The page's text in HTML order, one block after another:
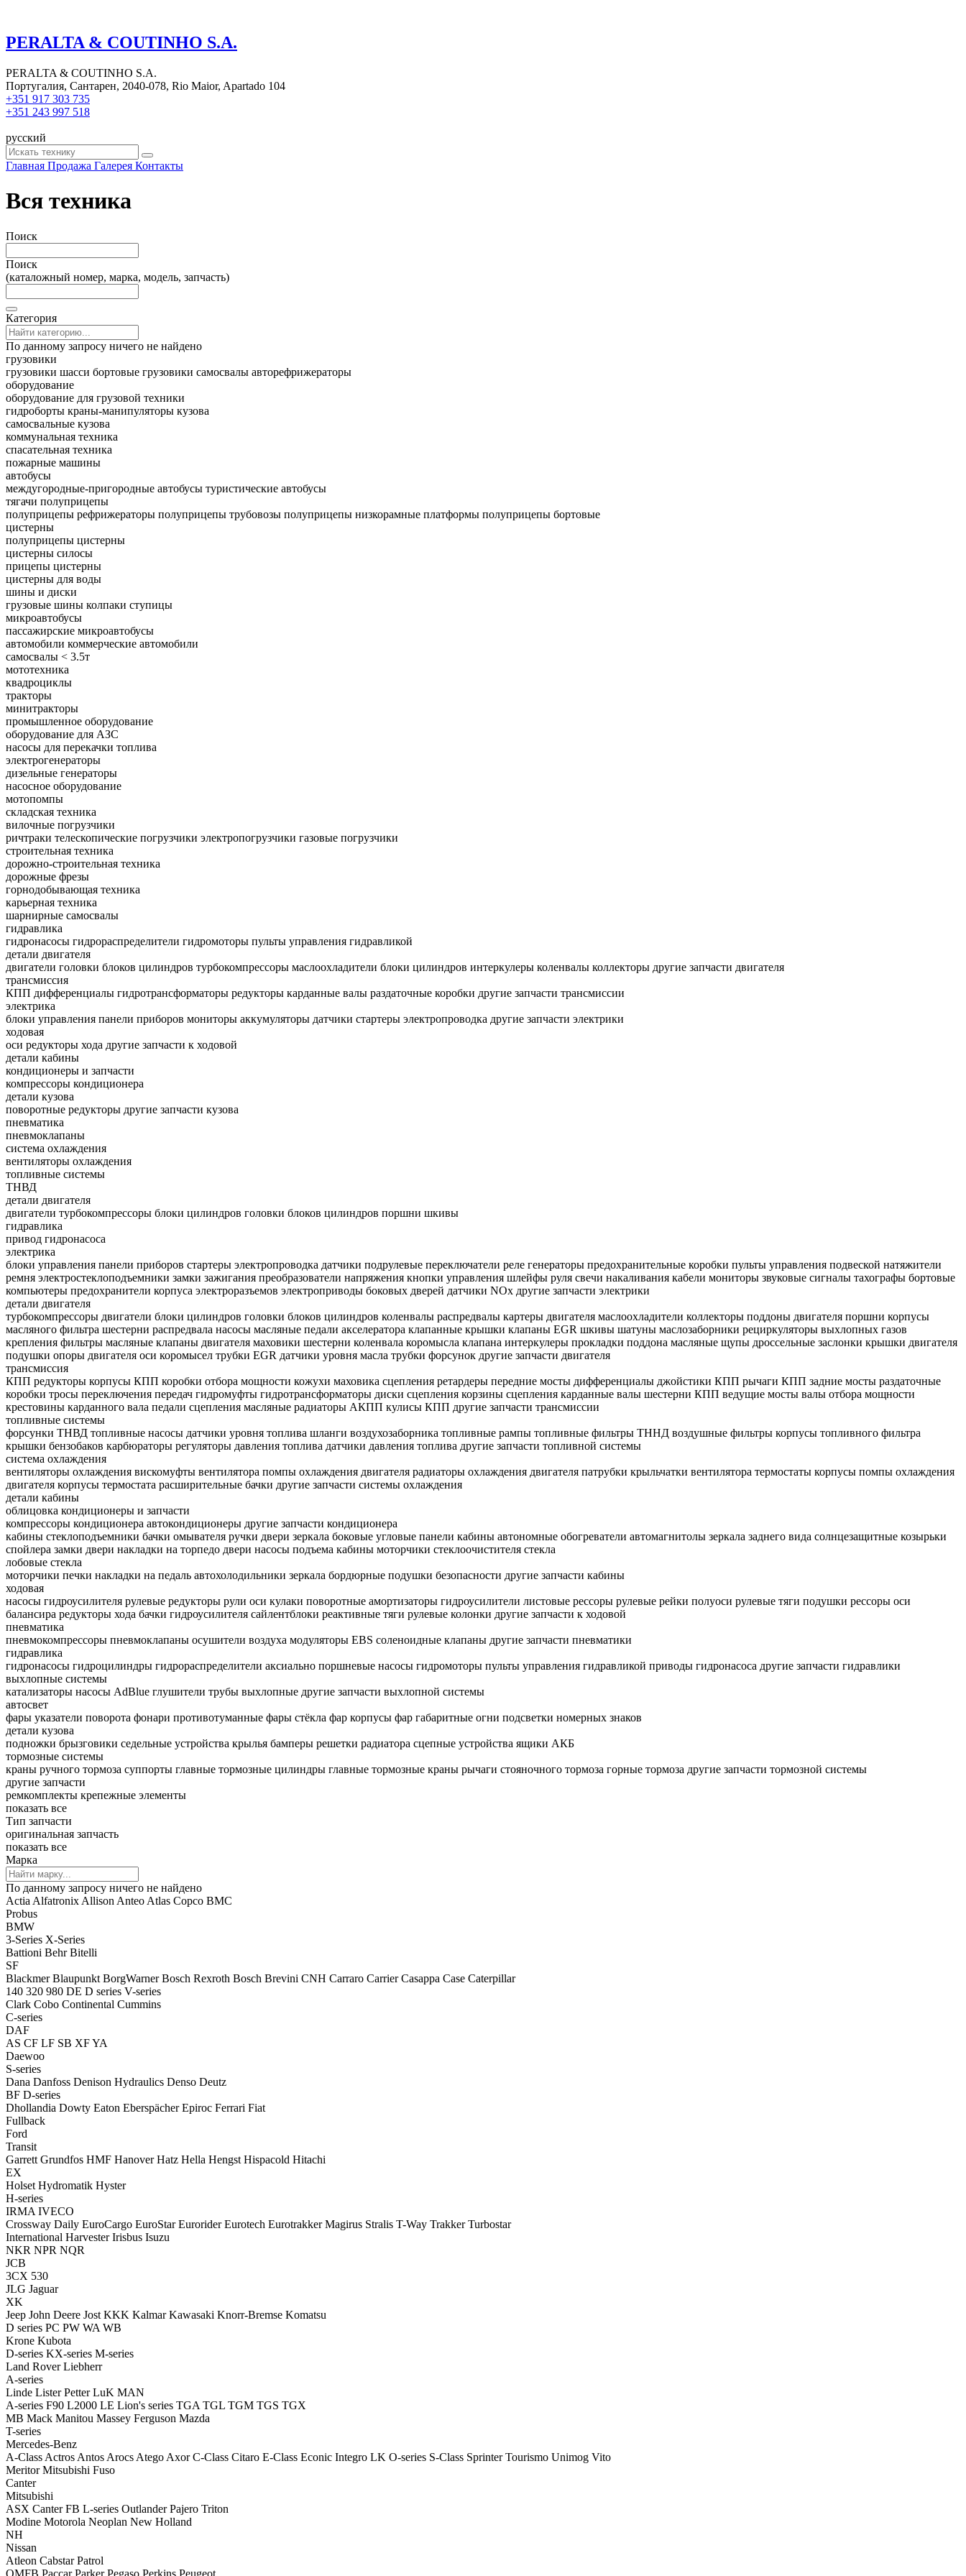
PERALTA & COUTINHO S.A.
PERALTA & COUTINHO S.A.
Португалия, Сантарен, 2040-078, Rio Maior, Apartado 104
+351 917 303 735
+351 243 997 518
русский
Главная Продажа Галерея Контакты
Вся техника
Поиск
Поиск
(каталожный номер, марка, модель, запчасть)
Категория
По данному запросу ничего не найдено
грузовики
грузовики шасси бортовые грузовики самосвалы авторефрижераторы
оборудование
оборудование для грузовой техники
гидроборты краны-манипуляторы кузова
самосвальные кузова
коммунальная техника
спасательная техника
пожарные машины
автобусы
междугородные-пригородные автобусы туристические автобусы
тягачи полуприцепы
полуприцепы рефрижераторы полуприцепы трубовозы полуприцепы низкорамные платформы полуприцепы бортовые
цистерны
полуприцепы цистерны
цистерны силосы
прицепы цистерны
цистерны для воды
шины и диски
грузовые шины колпаки ступицы
микроавтобусы
пассажирские микроавтобусы
автомобили коммерческие автомобили
самосвалы < 3.5т
мототехника
квадроциклы
тракторы
минитракторы
промышленное оборудование
оборудование для АЗС
насосы для перекачки топлива
электрогенераторы
дизельные генераторы
насосное оборудование
мотопомпы
складская техника
вилочные погрузчики
ричтраки телескопические погрузчики электропогрузчики газовые погрузчики
строительная техника
дорожно-строительная техника
дорожные фрезы
горнодобывающая техника
карьерная техника
шарнирные самосвалы
гидравлика
гидронасосы гидрораспределители гидромоторы пульты управления гидравликой
детали двигателя
двигатели головки блоков цилиндров турбокомпрессоры маслоохладители блоки цилиндров интеркулеры коленвалы коллекторы другие запчасти двигателя
трансмиссия
КПП дифференциалы гидротрансформаторы редукторы карданные валы раздаточные коробки другие запчасти трансмиссии
электрика
блоки управления панели приборов мониторы аккумуляторы датчики стартеры электропроводка другие запчасти электрики
ходовая
оси редукторы хода другие запчасти к ходовой
детали кабины
кондиционеры и запчасти
компрессоры кондиционера
детали кузова
поворотные редукторы другие запчасти кузова
пневматика
пневмоклапаны
система охлаждения
вентиляторы охлаждения
топливные системы
ТНВД
детали двигателя
двигатели турбокомпрессоры блоки цилиндров головки блоков цилиндров поршни шкивы
гидравлика
привод гидронасоса
электрика
блоки управления панели приборов стартеры электропроводка датчики подрулевые переключатели реле генераторы предохранительные коробки пульты управления подвеской натяжители
ремня электростеклоподъемники замки зажигания преобразователи напряжения кнопки управления шлейфы руля свечи накаливания кабели мониторы звуковые сигналы тахографы бортовые
компьютеры предохранители корпуса электроразъемов электроприводы боковых дверей датчики NOx другие запчасти электрики
детали двигателя
турбокомпрессоры двигатели блоки цилиндров головки блоков цилиндров коленвалы распредвалы картеры двигателя маслоохладители коллекторы поддоны двигателя поршни корпусы
масляного фильтра шестерни распредвала насосы масляные педали акселератора клапанные крышки клапаны EGR шкивы шатуны маслозаборники рециркуляторы выхлопных газов
крепления фильтры масляные клапаны двигателя маховики шестерни коленвала коромысла клапана интеркулеры прокладки поддона масляные щупы дроссельные заслонки крышки двигателя
подушки опоры двигателя оси коромысел трубки EGR датчики уровня масла трубки форсунок другие запчасти двигателя
трансмиссия
КПП редукторы корпусы КПП коробки отбора мощности кожухи маховика сцепления ретардеры передние мосты дифференциалы джойстики КПП рычаги КПП задние мосты раздаточные
коробки тросы переключения передач гидромуфты гидротрансформаторы диски сцепления корзины сцепления карданные валы шестерни КПП ведущие мосты валы отбора мощности
крестовины карданного вала педали сцепления масляные радиаторы АКПП кулисы КПП другие запчасти трансмиссии
топливные системы
форсунки ТНВД топливные насосы датчики уровня топлива шланги воздухозаборника топливные рампы топливные фильтры ТННД воздушные фильтры корпусы топливного фильтра
крышки бензобаков карбюраторы регуляторы давления топлива датчики давления топлива другие запчасти топливной системы
система охлаждения
вентиляторы охлаждения вискомуфты вентилятора помпы охлаждения двигателя радиаторы охлаждения двигателя патрубки крыльчатки вентилятора термостаты корпусы помпы охлаждения
двигателя корпусы термостата расширительные бачки другие запчасти системы охлаждения
детали кабины
облицовка кондиционеры и запчасти
компрессоры кондиционера автокондиционеры другие запчасти кондиционера
кабины стеклоподъемники бачки омывателя ручки двери зеркала боковые угловые панели кабины автономные обогреватели автомагнитолы зеркала заднего вида солнцезащитные козырьки
спойлера замки двери накладки на торпедо двери насосы подъема кабины моторчики стеклоочистителя стекла
лобовые стекла
моторчики печки накладки на педаль автохолодильники зеркала бордюрные подушки безопасности другие запчасти кабины
ходовая
насосы гидроусилителя рулевые редукторы рули оси кулаки поворотные амортизаторы гидроусилители листовые рессоры рулевые рейки полуоси рулевые тяги подушки рессоры оси
балансира редукторы хода бачки гидроусилителя сайлентблоки реактивные тяги рулевые колонки другие запчасти к ходовой
пневматика
пневмокомпрессоры пневмоклапаны осушители воздуха модуляторы EBS соленоидные клапаны другие запчасти пневматики
гидравлика
гидронасосы гидроцилиндры гидрораспределители аксиально поршневые насосы гидромоторы пульты управления гидравликой приводы гидронасоса другие запчасти гидравлики
выхлопные системы
катализаторы насосы AdBlue глушители трубы выхлопные другие запчасти выхлопной системы
автосвет
фары указатели поворота фонари противотуманные фары стёкла фар корпусы фар габаритные огни подсветки номерных знаков
детали кузова
подножки брызговики седельные устройства крылья бамперы решетки радиатора сцепные устройства ящики АКБ
тормозные системы
краны ручного тормоза суппорты главные тормозные цилиндры главные тормозные краны рычаги стояночного тормоза горные тормоза другие запчасти тормозной системы
другие запчасти
ремкомплекты крепежные элементы
показать все
Тип запчасти
оригинальная запчасть
показать все
Марка
По данному запросу ничего не найдено
Actia Alfatronix Allison Anteo Atlas Copco BMC
Probus
BMW
3-Series X-Series
Battioni Behr Bitelli
SF
Blackmer Blaupunkt BorgWarner Bosch Rexroth Bosch Brevini CNH Carraro Carrier Casappa Case Caterpillar
140 320 980 DE D series V-series
Clark Cobo Continental Cummins
C-series
DAF
AS CF LF SB XFYA
Daewoo
S-series
Dana Danfoss Denison Hydraulics Denso Deutz
BF D-series
Dhollandia Dowty Eaton Eberspächer Epiroc Ferrari Fiat
Fullback
Ford
Transit
Garrett Grundfos HMF Hanover Hatz Hella Hengst Hispacold Hitachi
EX
Holset Hydromatik Hyster
H-series
IRMA IVECO
Crossway Daily EuroCargo EuroStar Eurorider Eurotech Eurotrakker Magirus Stralis T-Way Trakker Turbostar
International Harvester Irisbus Isuzu
NKR NPR NQR
JCB
3CX 530
JLG Jaguar
XK
Jeep John Deere Jost KKK Kalmar Kawasaki Knorr-Bremse Komatsu
D series PC PW WA WB
Krone Kubota
D-series KX-series M-series
Land Rover Liebherr
A-series
Linde Lister Petter LuK MAN
A-series F90 L2000 LE Lion's series TGA TGL TGM TGS TGX
MB Mack Manitou Massey Ferguson Mazda
T-series
Mercedes-Benz
A-Class Actros Antos Arocs Atego Axor C-Class Citaro E-Class Econic Integro LK O-series S-Class Sprinter Tourismo Unimog Vito
Meritor Mitsubishi Fuso
Canter
Mitsubishi
ASX Canter FB L-series Outlander Pajero Triton
Modine Motorola Neoplan New Holland
NH
Nissan
Atleon Cabstar Patrol
OMFB Paccar Parker Pegaso Perkins Peugeot